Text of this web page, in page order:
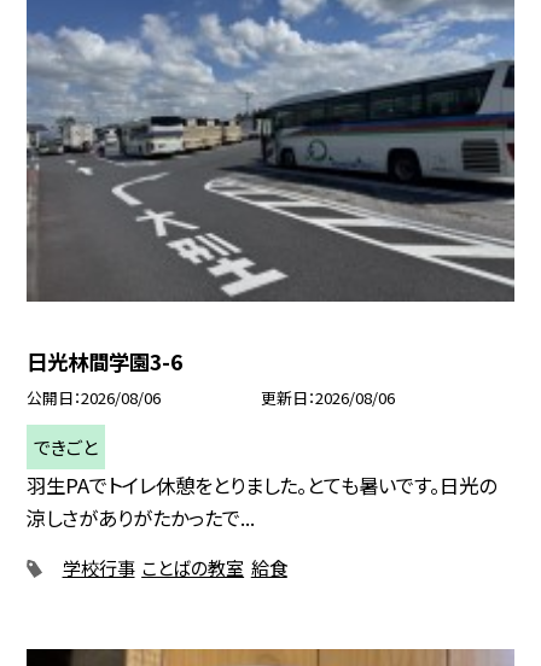
日光林間学園3-6
公開日 2026/08/06 更新日 2026/08/06
できごと
羽生PAでトイレ休憩をとりました。とても暑いです。日光の
涼しさがありがたかったで...
学校行事 ことばの教室 給食